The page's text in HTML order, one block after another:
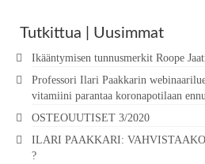
Tutkittua | Uusimmat
Ikääntymisen tunnusmerkit Roope
Professori Ilari Paakkarin
vitamiini parantaa koronapotilaan
OSTEOUUTISET 3/2020
ILARI PAAKKARI:
?